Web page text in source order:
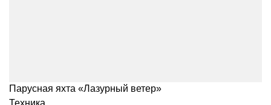
Парусная яхта «Лазурный ветер»
Техника